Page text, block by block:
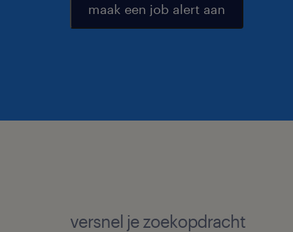
maak een job alert aan
versnel je zoekopdracht